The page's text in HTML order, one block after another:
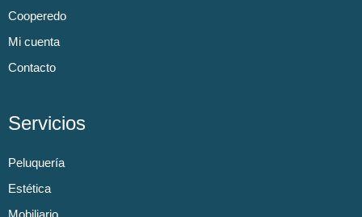
Cooperedo
Mi cuenta
Contacto
Servicios
Peluquería
Estética
Mobiliario